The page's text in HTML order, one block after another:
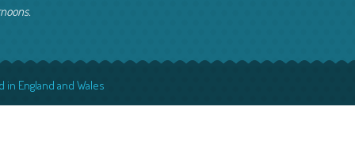
in England and Wales